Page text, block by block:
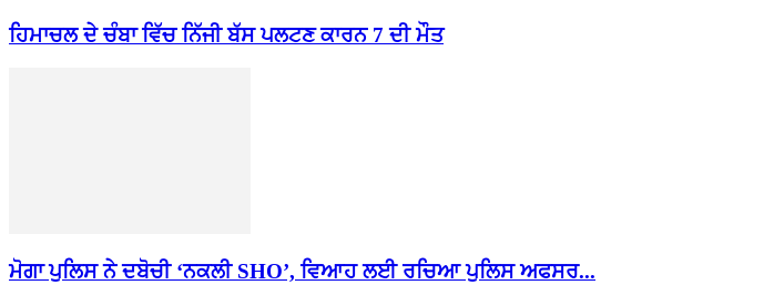
ਹਿਮਾਚਲ ਦੇ ਚੰਬਾ ਵਿੱਚ ਨਿੱਜੀ ਬੱਸ ਪਲਟਣ ਕਾਰਨ 7 ਦੀ ਮੌਤ
ਮੋਗਾ ਪੁਲਿਸ ਨੇ ਦਬੋਚੀ ‘ਨਕਲੀ SHO’, ਵਿਆਹ ਲਈ ਰਚਿਆ ਪੁਲਿਸ ਅਫਸਰ...